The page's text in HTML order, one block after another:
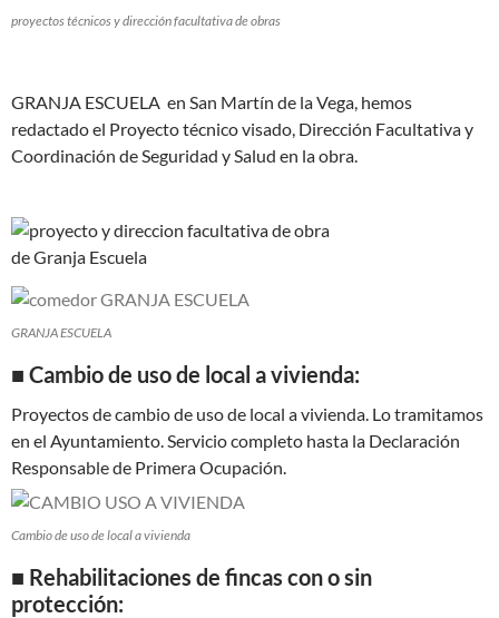
proyectos técnicos y dirección facultativa de obras
GRANJA ESCUELA en San Martín de la Vega, hemos
redactado el Proyecto técnico visado, Dirección Facultativa y
Coordinación de Seguridad y Salud en la obra.
GRANJA ESCUELA
■ Cambio de uso de local a vivienda:
Proyectos de cambio de uso de local a vivienda. Lo tramitamos
en el Ayuntamiento. Servicio completo hasta la Declaración
Responsable de Primera Ocupación.
Cambio de uso de local a vivienda
■ Rehabilitaciones de fincas con o sin
protección: